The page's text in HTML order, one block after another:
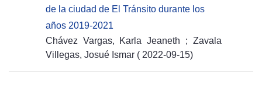
de la ciudad de El Tránsito durante los
años 2019-2021
Chávez Vargas, Karla Jeaneth
; Zavala
Villegas, Josué Ismar ( 2022-09-15)